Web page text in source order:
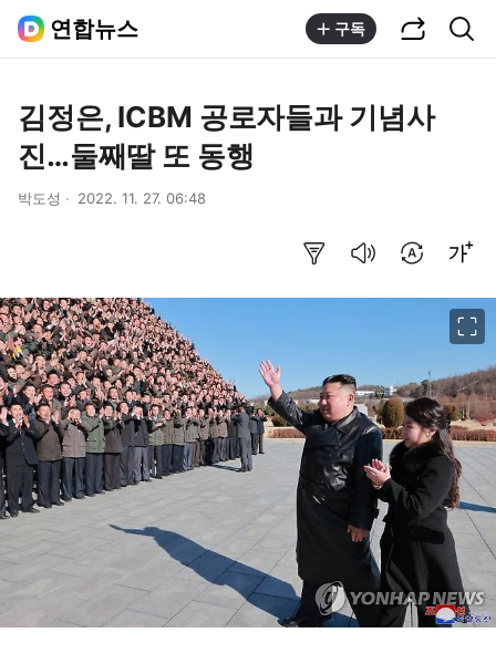
연합뉴스 구독
김정은, ICBM 공로자들과 기념사
진…둘째딸 또 동행
박도성 2022. 11. 27. 06:48